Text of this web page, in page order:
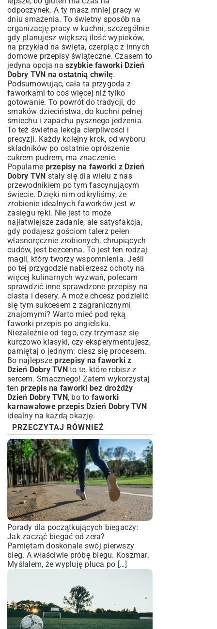
odpoczynek. A ty masz mniej pracy w
dniu smażenia. To świetny sposób na
organizację pracy w kuchni, szczególnie
gdy planujesz większą ilość wypieków,
na przykład na święta, czerpiąc z innych
domowe przepisy świąteczne. Czasem to
jedyna opcja na szybkie faworki Dzień
Dobry TVN na ostatnią chwilę.
Podsumowując, cała ta przygoda z
faworkami to coś więcej niż tylko
gotowanie. To powrót do tradycji, do
smaków dzieciństwa, do kuchni pełnej
śmiechu i zapachu pysznego jedzenia.
To też świetna lekcja cierpliwości i
precyzji. Każdy kolejny krok, od wyboru
składników po ostatnie oprószenie
cukrem pudrem, ma znaczenie.
Popularne przepisy na faworki z Dzień
Dobry TVN stały się dla wielu z nas
przewodnikiem po tym fascynującym
świecie. Dzięki nim odkryliśmy, że
zrobienie idealnych faworków jest w
zasięgu ręki. Nie jest to może
najłatwiejsze zadanie, ale satysfakcja,
gdy podajesz gościom talerz pełen
własnoręcznie zrobionych, chrupiących
cudów, jest bezcenna. To jest ten rodzaj
magii, który tworzy wspomnienia. Jeśli
po tej przygodzie nabierzesz ochoty na
więcej kulinarnych wyzwań, polecam
sprawdzić inne sprawdzone przepisy na
ciasta i desery. A może chcesz podzielić
się tym sukcesem z zagranicznymi
znajomymi? Warto mieć pod ręką
faworki przepis po angielsku.
Niezależnie od tego, czy trzymasz się
kurczowo klasyki, czy eksperymentujesz,
pamiętaj o jednym: ciesz się procesem.
Bo najlepszeprzepisy na faworki z
Dzień Dobry TVNto te, które robisz z
sercem. Smacznego! Zatem wykorzystaj
ten przepis na faworki bez drożdży
Dzień Dobry TVN, bo to faworki
karnawałowe przepis Dzień Dobry TVN
idealny na każdą okazję.
PRZECZYTAJ RÓWNIEŻ
Porady dla początkujących biegaczy:
Jak zacząć biegać od zera?
Pamiętam doskonale swój pierwszy
bieg. A właściwie próbę biegu. Koszmar.
Myślałem, że wypluję płuca po […]